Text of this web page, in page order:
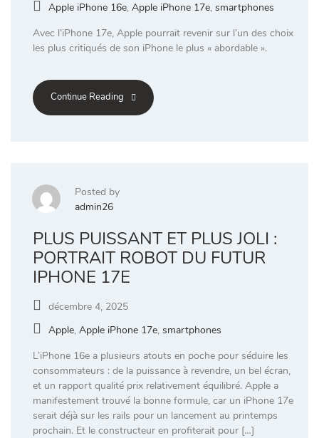
Apple iPhone 16e, Apple iPhone 17e, smartphones
Avec l’iPhone 17e, Apple pourrait revenir sur l’un des choix
les plus critiqués de son iPhone le plus « abordable ».
Continue Reading
Posted by
admin26
PLUS PUISSANT ET PLUS JOLI :
PORTRAIT ROBOT DU FUTUR
IPHONE 17E
décembre 4, 2025
Apple, Apple iPhone 17e, smartphones
L’iPhone 16e a plusieurs atouts en poche pour séduire les
consommateurs : de la puissance à revendre, un bel écran,
et un rapport qualité prix relativement équilibré. Apple a
manifestement trouvé la bonne formule, car un iPhone 17e
serait déjà sur les rails pour un lancement au printemps
prochain. Et le constructeur en profiterait pour […]